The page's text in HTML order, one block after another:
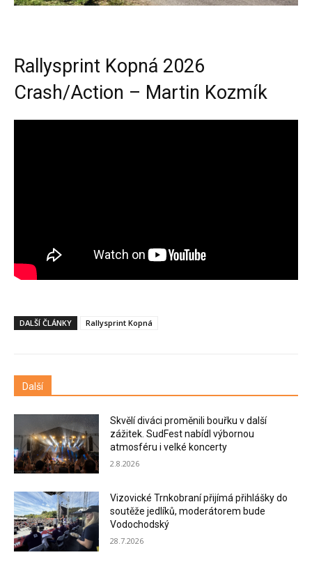
Rallysprint Kopná 2026
Crash/Action – Martin Kozmík
DALŠÍ ČLÁNKY Rallysprint Kopná
Další
Skvělí diváci proměnili bouřku v další
zážitek. SudFest nabídl výbornou
atmosféru i velké koncerty
2.8.2026
Vizovické Trnkobraní přijímá přihlášky do
soutěže jedlíků, moderátorem bude
Vodochodský
28.7.2026